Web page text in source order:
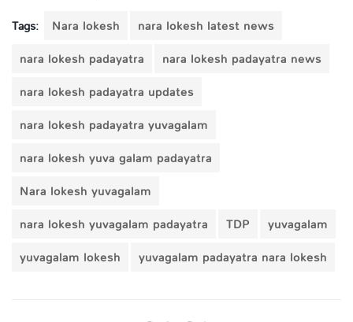
Tags: Nara lokesh
nara lokesh latest news
nara lokesh padayatra
nara lokesh padayatra news
nara lokesh padayatra updates
nara lokesh padayatra yuvagalam
nara lokesh yuva galam padayatra
Nara lokesh yuvagalam
nara lokesh yuvagalam padayatra
TDP
yuvagalam
yuvagalam lokesh
yuvagalam padayatra nara lokesh